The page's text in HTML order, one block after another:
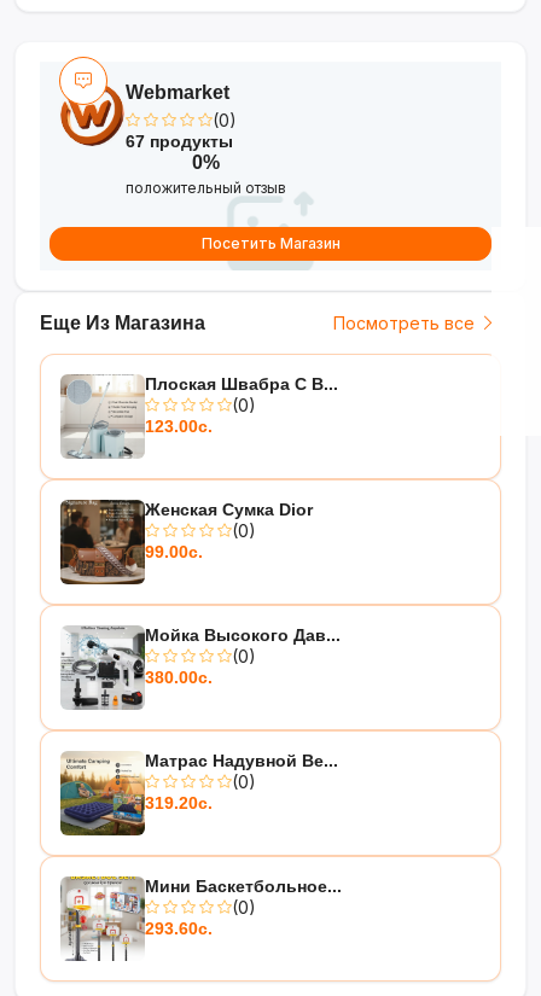
Еще Из Магазина Посмотреть все
Плоская Швабра С В...
(0)
123.00с.
Женская Сумка Dior
(0)
99.00с.
Мойка Высокого Дав...
(0)
380.00с.
Матрас Надувной Be...
(0)
319.20с.
Мини Баскетбольное...
(0)
293.60с.
Webmarket
(0)
67 продукты
0%
положительный отзыв
Посетить Магазин